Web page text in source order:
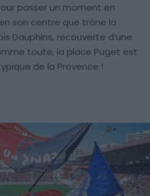
passer un moment en
son centre que trône la
Dauphins, recouverte d’une
toute, la place Puget est
de la Provence !